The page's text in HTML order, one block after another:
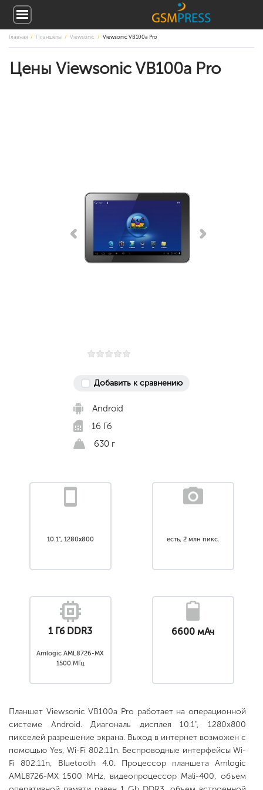
Главная Планшеты Viewsonic Viewsonic VB100a Pro
Цены Viewsonic VB100a Pro
Добавить к сравнению
Android
16 Гб
630 г
10.1", 1280x800 есть, 2 млн пикс.
1 Гб DDR3
Amlogic AML8726-MX
1500 МГц
6600 мАч
Планшет Viewsonic VB100a Pro работает на операционной
системе Android. Диагональ дисплея 10.1", 1280x800
пикселей разрешение экрана. Выход в интернет возможен с
помощью Yes, Wi-Fi 802.11n. Беспроводные интерфейсы Wi-
Fi 802.11n, Bluetooth 4.0. Процессор планшета Amlogic
AML8726-MX 1500 MHz, видеопроцессор Mali-400, объем